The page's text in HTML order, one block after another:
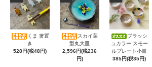
くま 箸置
き
528円(税48円)
スカイ葉
型丸大皿
2,596円(税236
円)
ブラッシ
ュカラー スモー
ルプレート小皿
385円(税35円)